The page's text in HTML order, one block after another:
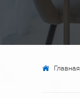
Главная